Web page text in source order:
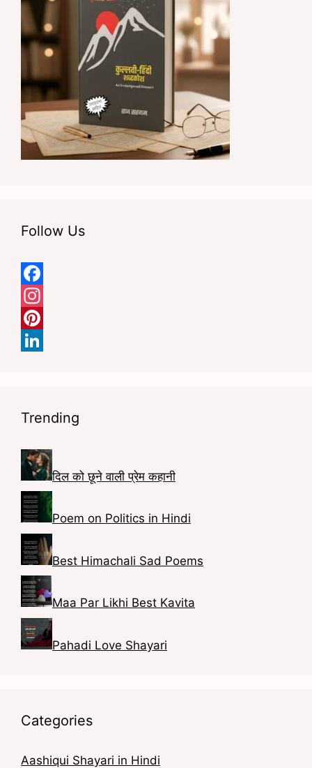
Follow Us
F
a
c
k
n
r
m
P
r
s
t
e
n
Trending
दिल को छूने वाली प्रेम कहानी
Poem on Politics in Hindi
Best Himachali Sad Poems
Maa Par Likhi Best Kavita
Pahadi Love Shayari
Categories
Aashiqui Shayari in Hindi